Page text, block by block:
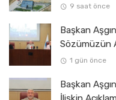
9 saat önce
Başkan
Sözümüzün
1 gün önce
Başkan